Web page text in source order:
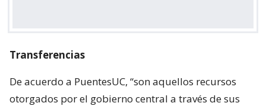
Transferencias
De acuerdo a PuentesUC, “son aquellos recursos
otorgados por el gobierno central a través de sus